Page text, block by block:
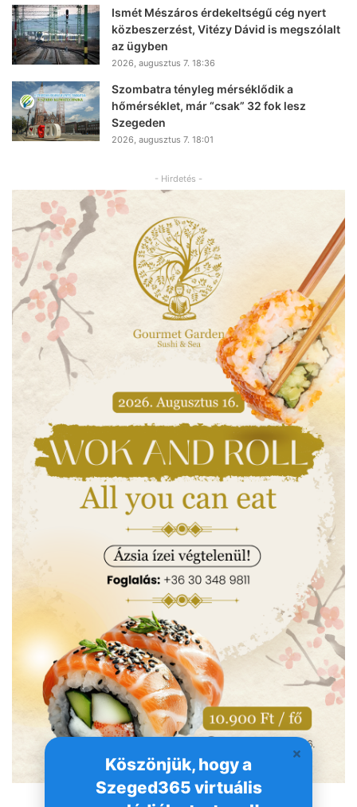
Köszönjük, hogy a
Szeged365 virtuális
Ismét Mészáros érdekeltségű cég nyert
közbeszerzést, Vitézy Dávid is megszólalt
az ügyben
2026, augusztus 7. 18:36
Szombatra tényleg mérséklődik a
hőmérséklet, már “csak” 32 fok lesz
Szegeden
2026, augusztus 7. 18:01
- Hirdetés -